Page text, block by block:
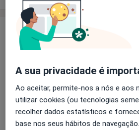
Experiência
Principais doenças tratadas
Descoloração De Dente
Doenças Da Polpa Dentária
Mostrar maissobre
A sua privacidade é
Ao aceitar, permite-nos a nós e aos
utilizar cookies (ou tecnologias
recolher dados estatísticos e
base nos seus hábitos de